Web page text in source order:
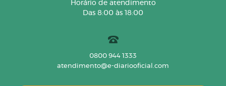
Horário de atendimento
Das 8:00 às 18:00
0800 944 1333
atendimento@e-diariooficial.com